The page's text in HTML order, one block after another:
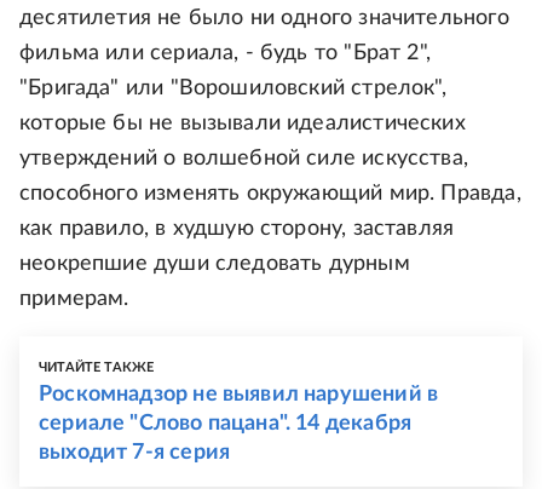
десятилетия не было ни одного значительного
фильма или сериала, - будь то "Брат 2",
"Бригада" или "Ворошиловский стрелок",
которые бы не вызывали идеалистических
утверждений о волшебной силе искусства,
способного изменять окружающий мир. Правда,
как правило, в худшую сторону, заставляя
неокрепшие души следовать дурным
примерам.
ЧИТАЙТЕ ТАКЖЕ
Роскомнадзор не выявил нарушений в
сериале "Слово пацана". 14 декабря
выходит 7-я серия